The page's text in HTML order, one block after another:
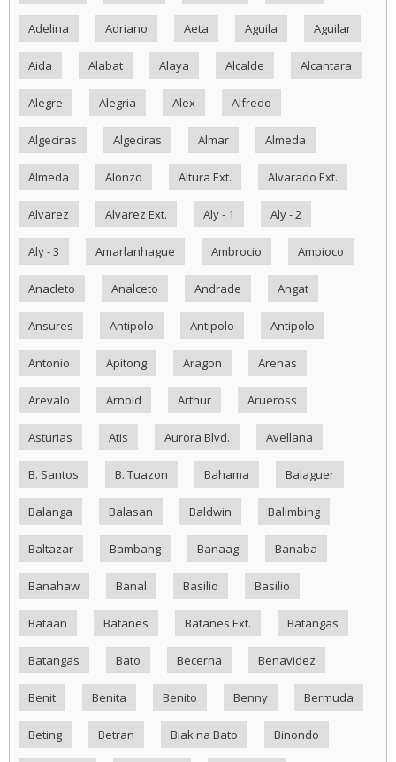
Adelina Adriano Aeta Aguila Aguilar
Aida Alabat Alaya Alcalde Alcantara
Alegre Alegria Alex Alfredo
Algeciras Algeciras Almar Almeda
Almeda Alonzo Altura Ext. Alvarado Ext.
Alvarez Alvarez Ext. Aly - 1 Aly - 2
Aly - 3 Amarlanhague Ambrocio Ampioco
Anacleto Analceto Andrade Angat
Ansures Antipolo Antipolo Antipolo
Antonio Apitong Aragon Arenas
Arevalo Arnold Arthur Arueross
Asturias Atis Aurora Blvd. Avellana
B. Santos B. Tuazon Bahama Balaguer
Balanga Balasan Baldwin Balimbing
Baltazar Bambang Banaag Banaba
Banahaw Banal Basilio Basilio
Bataan Batanes Batanes Ext. Batangas
Batangas Bato Becerna Benavidez
Benit Benita Benito Benny Bermuda
Beting Betran Biak na Bato Binondo